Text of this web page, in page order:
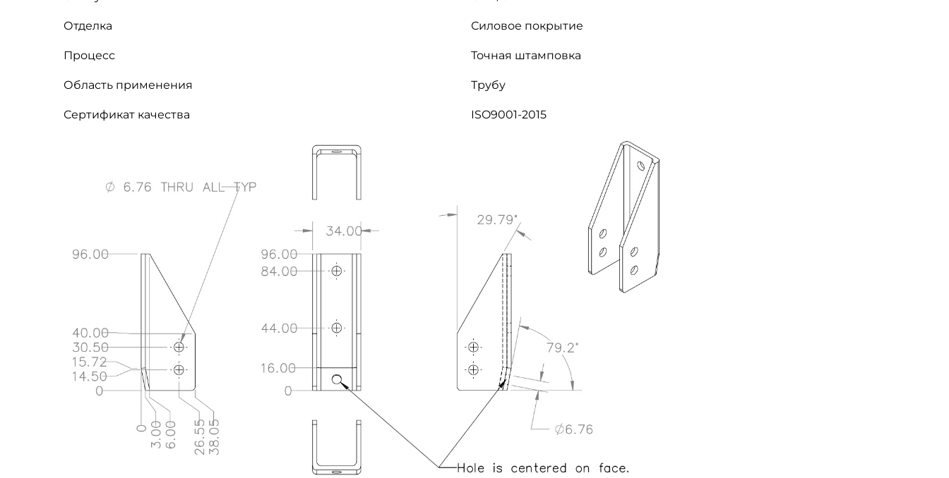
Отделка Силовое покрытие
Процесс Точная штамповка
Область применения Трубу
Сертификат качества ISO9001-2015